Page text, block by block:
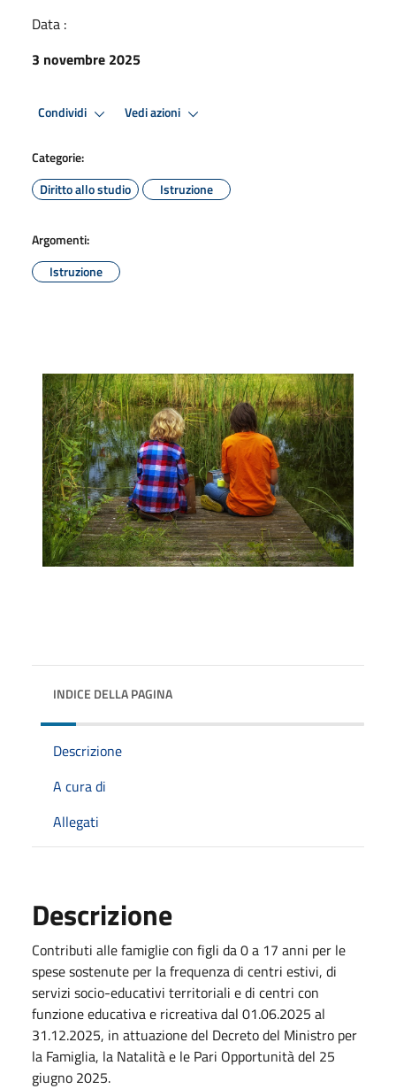
Data :
3 novembre 2025
Condividi Vedi azioni
Categorie:
Diritto allo studio
Istruzione
Argomenti:
Istruzione
INDICE DELLA PAGINA
Descrizione
A cura di
Allegati
Descrizione
Contributi alle famiglie con figli da 0 a 17 anni per le
spese sostenute per la frequenza di centri estivi, di
servizi socio-educativi territoriali e di centri con
funzione educativa e ricreativa dal 01.06.2025 al
31.12.2025, in attuazione del Decreto del Ministro per
la Famiglia, la Natalità e le Pari Opportunità del 25
giugno 2025.